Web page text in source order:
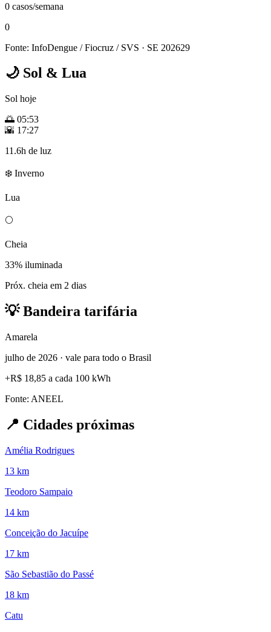
0 casos/semana
0
Fonte: InfoDengue / Fiocruz / SVS · SE 202629
🌙 Sol & Lua
Sol hoje
🌅 05:53
🌇 17:27
11.6h de luz
❄️ Inverno
Lua
🌕
Cheia
33% iluminada
Próx. cheia em 2 dias
💡Bandeira tarifária
Amarela
julho de 2026 · vale para todo o Brasil
+R$ 18,85 a cada 100 kWh
Fonte: ANEEL
📍 Cidades próximas
Amélia Rodrigues
13 km
Teodoro Sampaio
14 km
Conceição do Jacuípe
17 km
São Sebastião do Passé
18 km
Catu